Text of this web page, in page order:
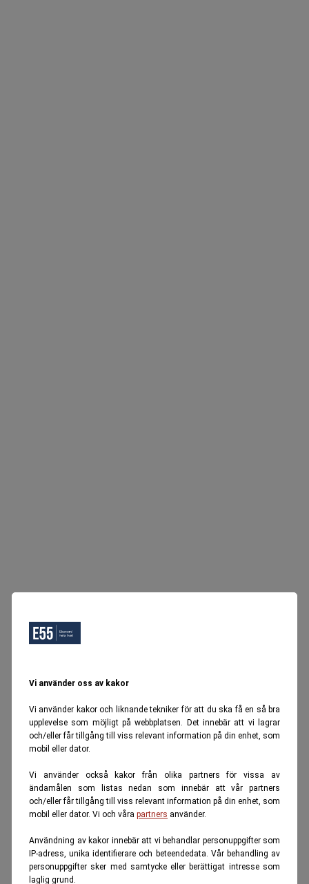
Vi använder oss av kakor
Vi använder kakor och liknande tekniker för att du ska få en så bra
upplevelse som möjligt på webbplatsen. Det innebär att vi lagrar
och/eller får tillgång till viss relevant information på din enhet, som
mobil eller dator.
Vi använder också kakor från olika partners för vissa av
ändamålen som listas nedan som innebär att vår partners
och/eller får tillgång till viss relevant information på din enhet, som
mobil eller dator. Vi och våra partners använder.
Användning av kakor innebär att vi behandlar personuppgifter som
IP-adress, unika identifierare och beteendedata. Vår behandling av
personuppgifter sker med samtycke eller berättigat intresse som
laglig grund.